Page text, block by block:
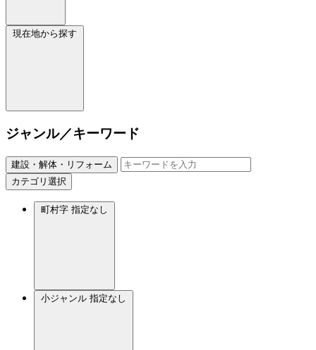
現在地から探す
ジャンル／キーワード
建設・解体・リフォーム
カテゴリ選択
町村字 指定なし
小ジャンル 指定なし